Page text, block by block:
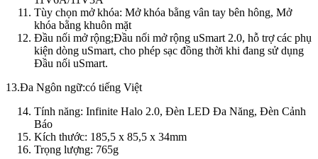
Tùy chọn mở khóa: Mở khóa bằng vân tay bên hông, Mở
khóa bằng khuôn mặt
Đầu nối mở rộng;Đầu nối mở rộng uSmart 2.0, hỗ trợ các phụ
kiện dòng uSmart, cho phép sạc đồng thời khi đang sử dụng
Đầu nối uSmart.
13.Đa Ngôn ngữ:có tiếng Việt
Tính năng: Infinite Halo 2.0, Đèn LED Đa Năng, Đèn Cảnh
Báo
Kích thước: 185,5 x 85,5 x 34mm
Trọng lượng: 765g